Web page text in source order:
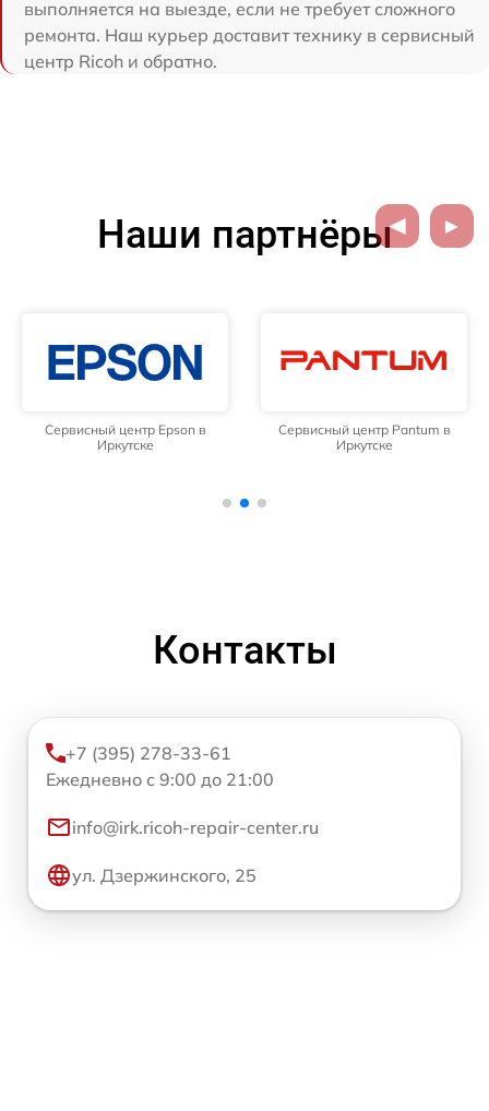
выполняется на выезде, если не требует сложного
ремонта. Наш курьер доставит технику в сервисный
центр Ricoh и обратно.
Наши партнёры
Сервисный центр Epson в
Иркутске
Сервисный центр Pantum в
Иркутске
Контакты
+7 (395) 278-33-61
Ежедневно с 9:00 до 21:00
info@irk.ricoh-repair-center.ru
ул. Дзержинского, 25